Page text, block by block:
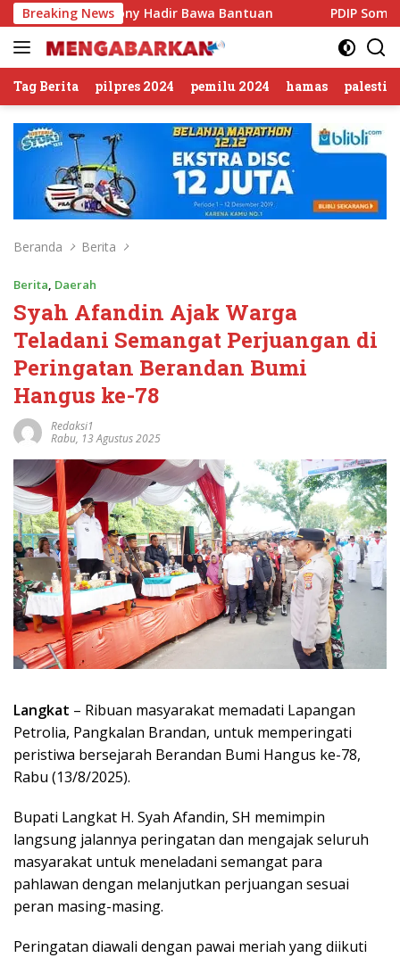
Langsung
ke
konten
Breaking News
Anthony Hadir Bawa Bantuan PDIP Somasi KWP
Tag Berita pilpres 2024 pemilu 2024 hamas
Beranda Berita
Berita, Daerah
Syah Afandin Ajak Warga
Teladani Semangat Perjuangan di
Peringatan Berandan Bumi
Hangus ke-78
Redaksi1
Rabu, 13 Agustus 2025
Langkat – Ribuan masyarakat memadati Lapangan
Petrolia, Pangkalan Brandan, untuk memperingati
peristiwa bersejarah Berandan Bumi Hangus ke-78,
Rabu (13/8/2025).
Bupati Langkat H. Syah Afandin, SH memimpin
langsung jalannya peringatan dan mengajak seluruh
masyarakat untuk meneladani semangat para
pahlawan dengan melanjutkan perjuangan sesuai
peran masing-masing.
Peringatan diawali dengan pawai meriah yang diikuti